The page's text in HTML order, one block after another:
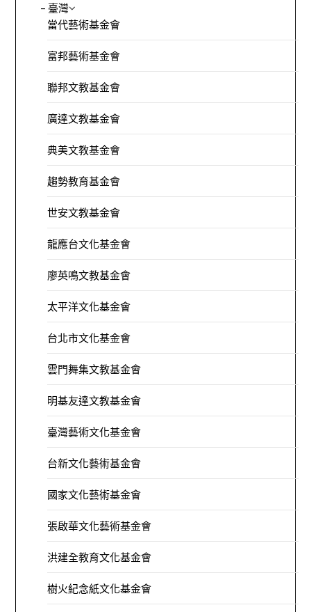
– 臺灣
當代藝術基金會
富邦藝術基金會
聯邦文教基金會
廣達文教基金會
典美文教基金會
趨勢教育基金會
世安文教基金會
龍應台文化基金會
廖英鳴文教基金會
太平洋文化基金會
台北市文化基金會
雲門舞集文教基金會
明基友達文教基金會
臺灣藝術文化基金會
台新文化藝術基金會
國家文化藝術基金會
張啟華文化藝術基金會
洪建全教育文化基金會
樹火紀念紙文化基金會